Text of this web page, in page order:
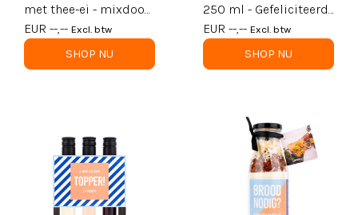
met thee-ei - mixdoos
kaartjes variant A - per
12
EUR --,-- Excl. btw
SHOP NU
250 ml - Gefeliciteerd
- per 6
EUR --,-- Excl. btw
SHOP NU